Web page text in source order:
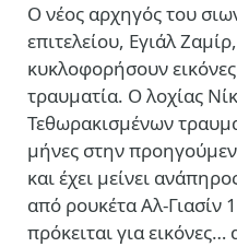
O νέος αρχηγός του
επιτελείου, Εγιάλ
κυκλοφορήσουν
τραυματία. Ο λοχίας
Τεθωρακισμένων
μήνες στην
και έχει μείνει
από ρουκέτα Αλ-
πρόκειται για εικόνες…